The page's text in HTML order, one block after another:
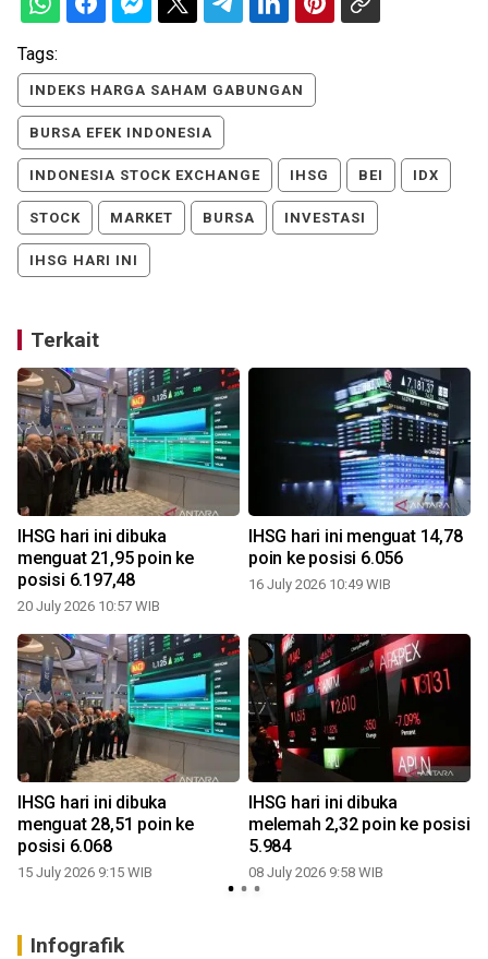
Tags:
INDEKS HARGA SAHAM GABUNGAN
BURSA EFEK INDONESIA
INDONESIA STOCK EXCHANGE IHSG BEI IDX
STOCK MARKET BURSA INVESTASI
IHSG HARI INI
Terkait
IHSG hari ini dibuka
menguat 21,95 poin ke
posisi 6.197,48
20 July 2026 10:57 WIB
IHSG hari ini menguat 14,78
poin ke posisi 6.056
16 July 2026 10:49 WIB
IHSG hari ini dibuka
menguat 28,51 poin ke
posisi 6.068
15 July 2026 9:15 WIB
IHSG hari ini dibuka
melemah 2,32 poin ke posisi
5.984
08 July 2026 9:58 WIB
Infografik